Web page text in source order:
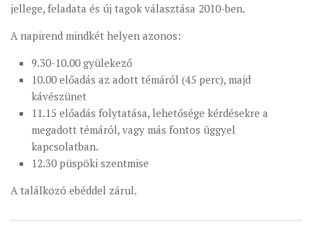
jellege, feladata és új tagok választása 2010-ben.
A napirend mindkét helyen azonos:
9.30-10.00 gyülekező
10.00 előadás az adott témáról (45 perc), majd
kávészünet
11.15 előadás folytatása, lehetősége kérdésekre a
megadott témáról, vagy más fontos üggyel
kapcsolatban.
12.30 püspöki szentmise
A találkozó ebéddel zárul.